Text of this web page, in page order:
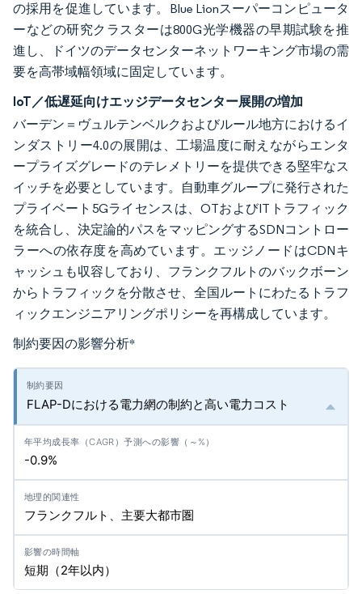
の採用を促進しています。Blue Lionスーパーコンピュータ
ーなどの研究クラスターは800G光学機器の早期試験を推
進し、ドイツのデータセンターネットワーキング市場の需
要を高帯域幅領域に固定しています。
IoT／低遅延向けエッジデータセンター展開の増加
バーデン＝ヴュルテンベルクおよびルール地方におけるイ
ンダストリー4.0の展開は、工場温度に耐えながらエンタ
ープライズグレードのテレメトリーを提供できる堅牢なス
イッチを必要としています。自動車グループに発行された
プライベート5Gライセンスは、OTおよびITトラフィック
を統合し、決定論的パスをマッピングするSDNコントロー
ラーへの依存度を高めています。エッジノードはCDNキ
ャッシュも収容しており、フランクフルトのバックボーン
からトラフィックを分散させ、全国ルートにわたるトラフ
ィックエンジニアリングポリシーを再構成しています。
制約要因の影響分析*
FLAP-Dにおける電力網の制約と高い電力コスト
-0.9%
フランクフルト、主要大都市圏
短期（2年以内）